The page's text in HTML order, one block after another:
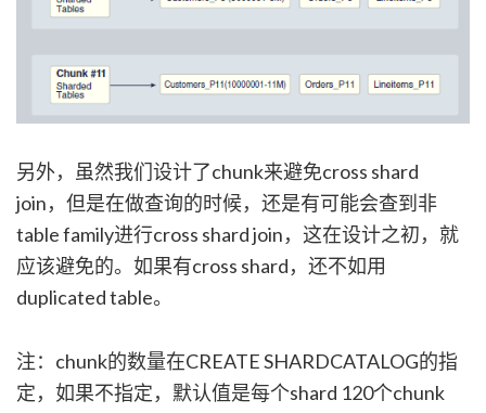
另外，虽然我们设计了chunk来避免cross shard
join，但是在做查询的时候，还是有可能会查到非
table family进行cross shard join，这在设计之初，就
应该避免的。如果有cross shard，还不如用
duplicated table。
注：chunk的数量在CREATE SHARDCATALOG的指
定，如果不指定，默认值是每个shard 120个chunk